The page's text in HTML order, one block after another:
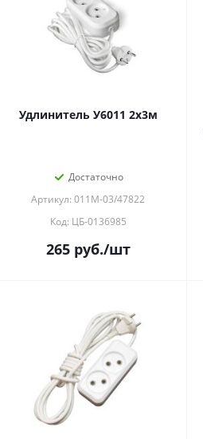
Удлинитель У6011 2х3м
Достаточно
Артикул: 011М-03/47822
Код: ЦБ-0136985
265руб./шт